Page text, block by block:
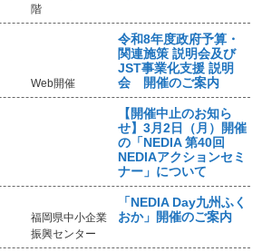
階
Web開催
令和8年度政府予算・
関連施策 説明会及び
JST事業化支援 説明
会 開催のご案内
【開催中止のお知ら
せ】3月2日（月）開催
の「NEDIA 第40回
NEDIAアクションセミ
ナー」について
福岡県中小企業
振興センター
「NEDIA Day九州ふく
おか」開催のご案内